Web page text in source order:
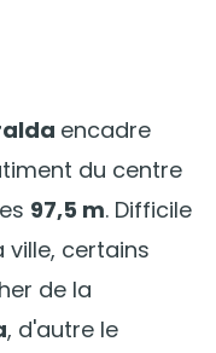
encadre
du centre
97,5 m. Difficile
certains
de la
, d'autre le